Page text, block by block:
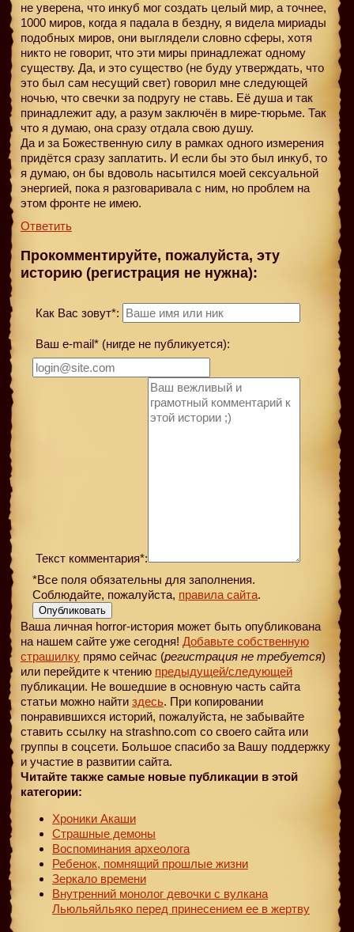
не уверена, что инкуб мог создать целый мир, а точнее,
1000 миров, когда я падала в бездну, я видела мириады
подобных миров, они выглядели словно сферы, хотя
никто не говорит, что эти миры принадлежат одному
существу. Да, и это существо (не буду утверждать, что
это был сам несущий свет) говорил мне следующей
ночью, что свечки за подругу не ставь. Её душа и так
принадлежит аду, а разум заключён в мире-тюрьме. Так
что я думаю, она сразу отдала свою душу.
Да и за Божественную силу в рамках одного измерения
придётся сразу заплатить. И если бы это был инкуб, то
я думаю, он бы вдоволь насытился моей сексуальной
энергией, пока я разговаривала с ним, но проблем на
этом фронте не имею.
Ответить
Прокомментируйте, пожалуйста, эту
историю (регистрация не нужна):
Как Вас зовут*:
Ваш e-mail* (нигде не публикуется):
Текст комментария*:
*Все поля обязательны для заполнения.
Соблюдайте, пожалуйста, правила сайта.
Опубликовать
Ваша личная horror-история может быть опубликована
на нашем сайте уже сегодня! Добавьте собственную
страшилку прямо сейчас (регистрация не требуется)
или перейдите к чтению предыдущей/следующей
публикации. Не вошедшие в основную часть сайта
статьи можно найти здесь. При копировании
понравившихся историй, пожалуйста, не забывайте
ставить ссылку на strashno.com со своего сайта или
группы в соцсети. Большое спасибо за Вашу поддержку
и участие в развитии сайта.
Читайте также самые новые публикации в этой
категории:
Хроники Акаши
Страшные демоны
Воспоминания археолога
Ребенок, помнящий прошлые жизни
Зеркало времени
Внутренний монолог девочки с вулкана
Льюльяйльяко перед принесением ее в жертву